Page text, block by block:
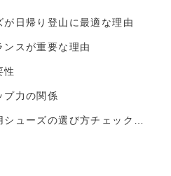
が日帰り登山に最適な理由
スが重要な理由
性
プ力の関係